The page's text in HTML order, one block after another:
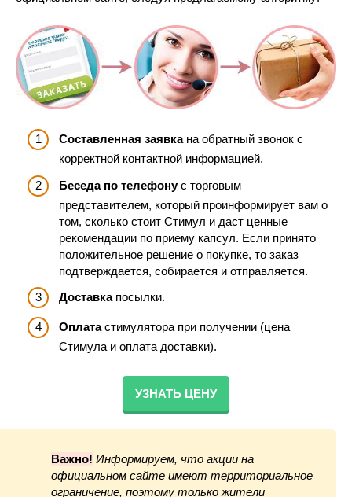
Составленная заявкана обратный звонок с
корректной контактной информацией.
Беседа по телефонус торговым
представителем, который проинформирует вам о
том, сколько стоит Стимул и даст ценные
рекомендации по приему капсул. Если принято
положительное решение о покупке, то заказ
подтверждается, собирается и отправляется.
Доставкапосылки.
Оплатастимулятора при получении (цена
Стимула и оплата доставки).
УЗНАТЬ ЦЕНУ
Важно! Информируем, что акции на
официальном сайте имеют территориальное
ограничение, поэтому только жители